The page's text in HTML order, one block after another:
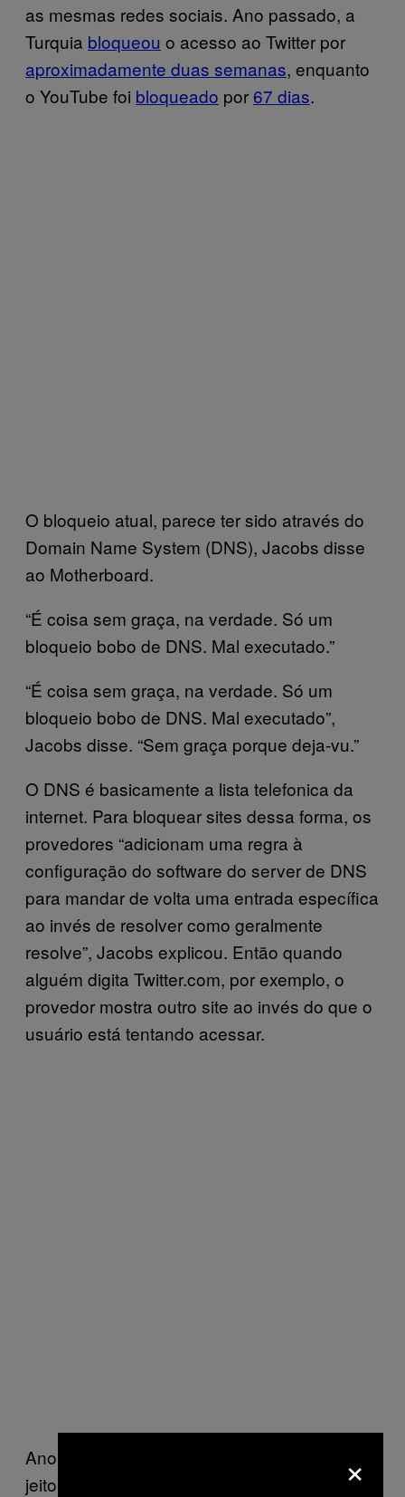
as mesmas redes sociais. Ano passado, a
Turquia bloqueou o acesso ao Twitter por
aproximadamente duas semanas, enquanto
o YouTube foi bloqueado por 67 dias.
O bloqueio atual, parece ter sido através do
Domain Name System (DNS), Jacobs disse
ao Motherboard.
“É coisa sem graça, na verdade. Só um
bloqueio bobo de DNS. Mal executado.”
“É coisa sem graça, na verdade. Só um
bloqueio bobo de DNS. Mal executado”,
Jacobs disse. “Sem graça porque deja-vu.”
O DNS é basicamente a lista telefonica da
internet. Para bloquear sites dessa forma, os
provedores “adicionam uma regra à
configuração do software do server de DNS
para mandar de volta uma entrada específica
ao invés de resolver como geralmente
resolve”, Jacobs explicou. Então quando
alguém digita Twitter.com, por exemplo, o
provedor mostra outro site ao invés do que o
usuário está tentando acessar.
Ano passado, usuários turcos acharam um
jeito de contornar esse tipo de bloqueio,
×